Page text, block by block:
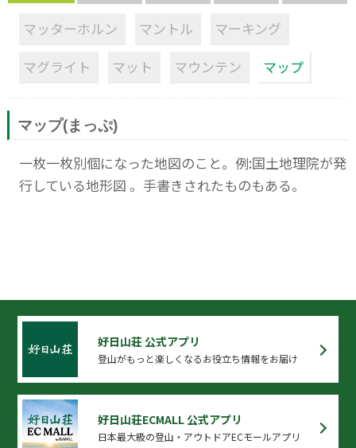
マッターホルン
マントル
マーキング
マグライト
マット マウンテン マップ
マップ(まっぷ)
一枚一枚別個になった地図のこと。例:国土地理院が発
行している地形図 。手書きされたものもある。
好日山荘 公式アプリ
登山がもっと楽しくなるお役立ち情報をお届け
好日山荘ECMALL 公式アプリ
日本最大級の登山・アウトドアECモールアプリ